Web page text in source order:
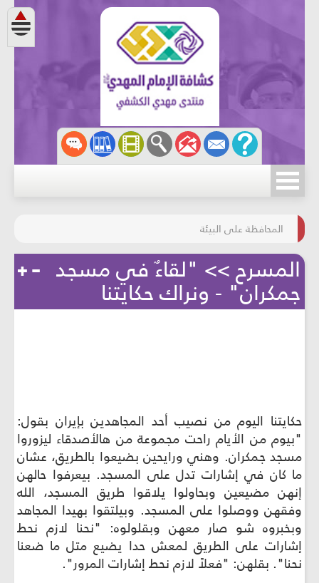
الركب الحسينيّ
على البيئة
>> "لقاءٌ في مسجد
- ونراك حكايتنا
اليوم من نصيب أحد المجاهدين بإيران بقول:
من الأيام راحت مجموعة من هالأصدقاء ليزوروا
جمكران. وهني ورايحين بضيعوا بالطريق، عشان
في إشارات تدل على المسجد. بيعرفوا حالهن
مضيعين وبحاولوا يلاقوا طريق المسجد، الله
ووصلوا على المسجد. وبيلتقوا بهيدا المجاهد
شو صار معهن وبقلولوه: "نحنا لازم نحط
على الطريق لمعش حدا يضيع متل ما ضعنا
بقلهن: "فعلاً لازم نحط إشارات المرور".